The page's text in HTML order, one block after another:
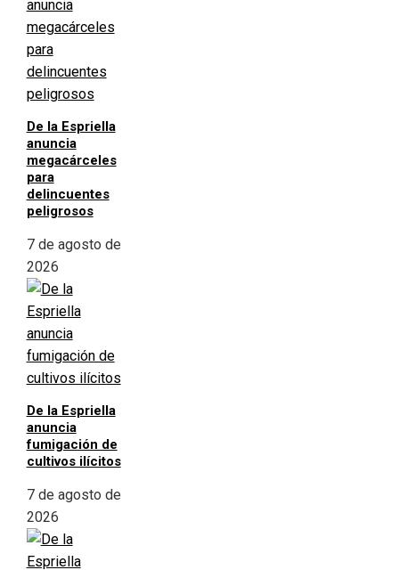
De la Espriella
anuncia
megacárceles
para
delincuentes
peligrosos
7 de agosto de
2026
De la Espriella
anuncia
fumigación de
cultivos ilícitos
7 de agosto de
2026